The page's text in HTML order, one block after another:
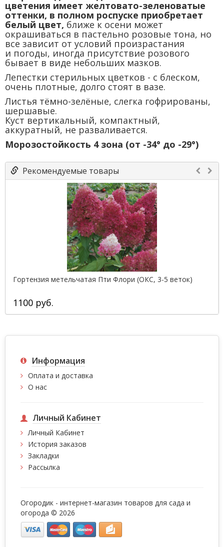
цветения имеет желтовато-зеленоватые
оттенки, в полном роспуске приобретает
белый цвет, ближе к осени может
окрашиваться в пастельно розовые тона, но
все зависит от условий произрастания
и погоды, иногда присутствие розового
бывает в виде небольших мазков.
Лепестки стерильных цветков - с блеском,
очень плотные, долго стоят в вазе.
Листья тёмно-зелёные, слегка гофрированы,
шершавые.
Куст вертикальный, компактный,
аккуратный, не разваливается.
Морозостойкость 4 зона (от -34° до -29°)
Рекомендуемые товары
Гортензия метельчатая Пти Флори (ОКС, 3-5 веток)
1100 руб.
Информация
Оплата и доставка
О нас
Личный Кабинет
Личный Кабинет
История заказов
Закладки
Рассылка
Огородик - интернет-магазин товаров для сада и
огорода © 2026